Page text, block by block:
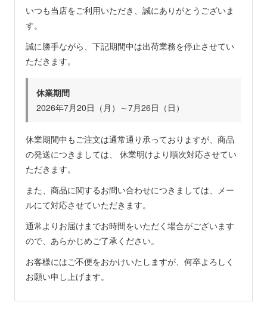
いつも当店をご利用いただき、誠にありがとうございま
す。
誠に勝手ながら、下記期間中は出荷業務を停止させてい
ただきます。
休業期間
2026年7月20日（月）～7月26日（日）
休業期間中もご注文は通常通り承っておりますが、商品
の発送につきましては、 休業明けより順次対応させてい
ただきます。
また、商品に関するお問い合わせにつきましては、メー
ルにて対応させていただきます。
通常よりお届けまでお時間をいただく場合がございます
ので、あらかじめご了承ください。
お客様にはご不便をおかけいたしますが、何卒よろしく
お願い申し上げます。